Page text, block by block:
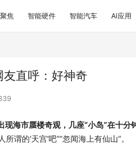
聚焦 智能硬件 智能汽车 AI应用
直呼：好神奇
现海市蜃楼奇观，几座“小岛”在十分
谓的‘天宫’吧”“忽闻海上有仙山”。